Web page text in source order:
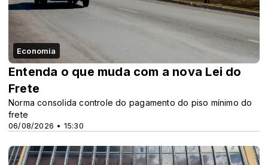
Economia
06/08/2026 • 15:30
Entenda o que muda com a nova Lei do
Frete
Norma consolida controle do pagamento do piso mínimo do
frete